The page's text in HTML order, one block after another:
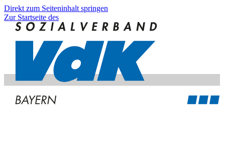
Direkt zum Seiteninhalt springen
Zur Startseite des